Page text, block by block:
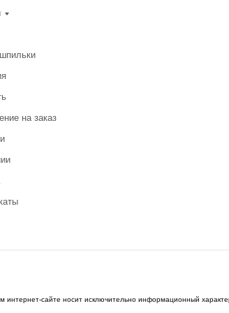
на заказ
сайте носит исключительно информационный